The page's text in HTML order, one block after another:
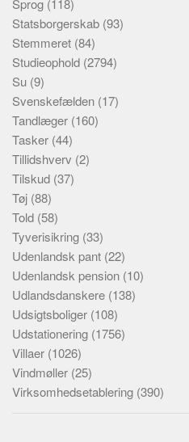
Sprog (118)
Statsborgerskab (93)
Stemmeret (84)
Studieophold (2794)
Su (9)
Svenskefælden (17)
Tandlæger (160)
Tasker (44)
Tillidshverv (2)
Tilskud (37)
Tøj (88)
Told (58)
Tyverisikring (33)
Udenlandsk pant (22)
Udenlandsk pension (10)
Udlandsdanskere (138)
Udsigtsboliger (108)
Udstationering (1756)
Villaer (1026)
Vindmøller (25)
Virksomhedsetablering (390)